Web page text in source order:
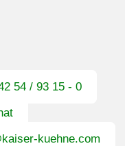
54 / 93 15 - 0
kuehne.com